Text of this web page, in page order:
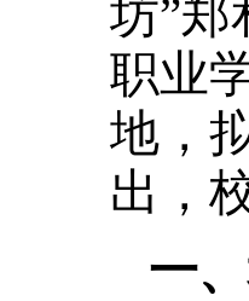
坊”郑
职业
地，
出，
一